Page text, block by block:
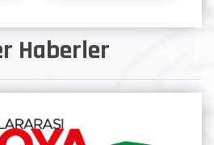
Haberler